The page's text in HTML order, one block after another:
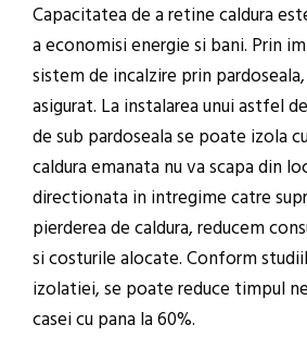
Capacitatea de a retine caldura
a economisi energie si bani. Prin
sistem de incalzire prin
asigurat. La instalarea unui astfel
de sub pardoseala se poate izola
caldura emanata nu va scapa din
directionata in intregime catre
pierderea de caldura, reducem
si costurile alocate. Conform
izolatiei, se poate reduce timpul
casei cu pana la 60%.